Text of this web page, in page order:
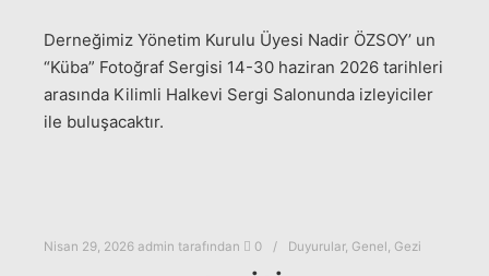
Derneğimiz Yönetim Kurulu Üyesi Nadir ÖZSOY’ un
“Küba” Fotoğraf Sergisi 14-30 haziran 2026 tarihleri
arasında Kilimli Halkevi Sergi Salonunda izleyiciler
ile buluşacaktır.
Nisan 29, 2026 admin tarafından 0 Duyurular, Genel, Gezi